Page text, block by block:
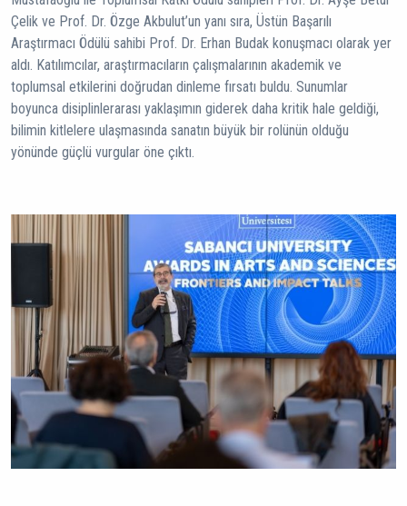
Çelik ve Prof. Dr. Özge Akbulut’un yanı sıra, Üstün Başarılı
Araştırmacı Ödülü sahibi Prof. Dr. Erhan Budak konuşmacı olarak yer
aldı. Katılımcılar, araştırmacıların çalışmalarının akademik ve
toplumsal etkilerini doğrudan dinleme fırsatı buldu. Sunumlar
boyunca disiplinlerarası yaklaşımın giderek daha kritik hale geldiği,
bilimin kitlelere ulaşmasında sanatın büyük bir rolünün olduğu
yönünde güçlü vurgular öne çıktı.